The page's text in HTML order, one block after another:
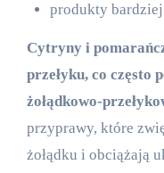
produkty
Cytryny i
przełyku, co często
żołądkowo-
przyprawy, które
żołądku i obciążają